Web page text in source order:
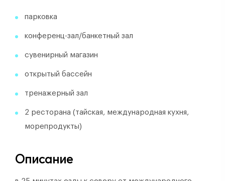
парковка
конференц-зал/банкетный зал
сувенирный магазин
открытый бассейн
тренажерный зал
2 ресторана (тайская, международная кухня,
морепродукты)
Описание